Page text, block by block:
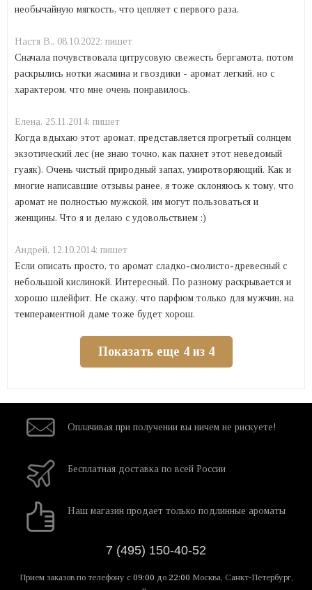
необычайную мягкость, что цепляет с первого раза.
Настя В., 08.10.2022: пишет
Сначала почувствовала цитрусовую свежесть бергамота, потом
раскрылись нотки жасмина и гвоздики - аромат легкий, но с
характером, что мне очень понравилось.
Елена, 25.11.2014: пишет
Когда вдыхаю этот аромат, представляется прогретый солнцем
экзотический лес (не знаю точно, как пахнет этот неведомый
гуаяк). Очень чистый природный запах, умиротворяющий. Как и
многие написавшие отзывы ранее, я тоже склоняюсь к тому, что
аромат не полностью мужской, им могут пользоваться и
женщины. Что я и делаю с удовольствием :)
Андрей, 12.10.2014: пишет
Если описать просто, то аромат сладко-смолисто-древесный с
небольшой кислинокй. Интересный. По разному раскрывается и
хорошо шлейфит. Не скажу, что парфюм только для мужчин, на
темпераментной даме тоже будет хорош.
Показать еще 4 из 4
Оплачивая при получении вы ничем не рискуете!
Бесплатная доставка по всей России
Наш магазин продает только подлинные ароматы
7 (495) 150-40-52
Прием заказов по телефону с 09:00 до 22:00 Москва, Санкт-Петербург,